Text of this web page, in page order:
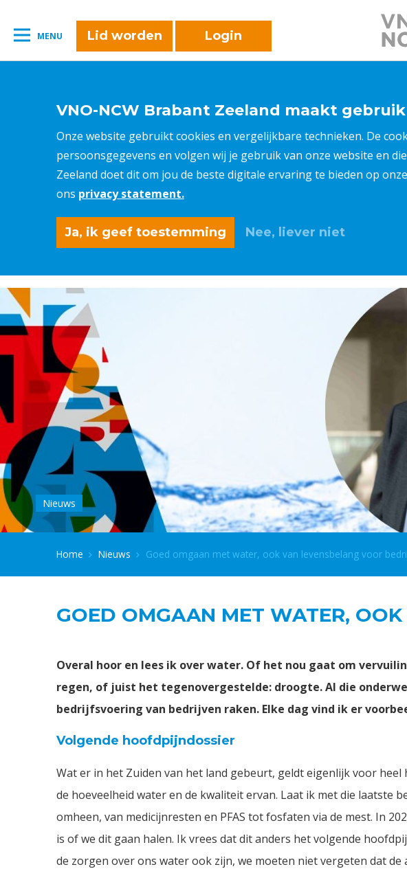
MENU Lid worden Login
VNO-NCW Brabant Zeeland maakt
Onze website gebruikt cookies en vergelijkbare technieken. De
persoonsgegevens en volgen wij je gebruik van onze website en
Zeeland doet dit om jou de beste digitale ervaring te bieden op
ons privacy statement.
Ja, ik geef toestemming Nee, liever niet
Nieuws
Home Nieuws Goed omgaan met water, ook van levensbelang voor
GOED OMGAAN MET WATER,
Overal hoor en lees ik over water. Of het nou gaat om
regen, of juist het tegenovergestelde: droogte. Al die
bedrijfsvoering van bedrijven raken. Elke dag vind ik er
Volgende hoofdpijndossier
Wat er in het Zuiden van het land gebeurt, geldt eigenlijk voor heel
de hoeveelheid water en de kwaliteit ervan. Laat ik met die laatste
omheen, van medicijnresten en PFAS tot fosfaten via de mest. In
is of we dit gaan halen. Ik vrees dat dit anders het volgende
de zorgen over ons water ook zijn, we moeten niet vergeten dat